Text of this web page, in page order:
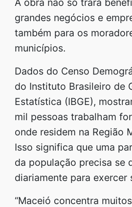
A obra não só trará
grandes negócios e
também para os
municípios.
Dados do Censo
do Instituto Brasileiro de
Estatística (IBGE),
mil pessoas trabalham
onde residem na Região
Isso significa que uma
da população precisa se
diariamente para exercer
“Maceió concentra